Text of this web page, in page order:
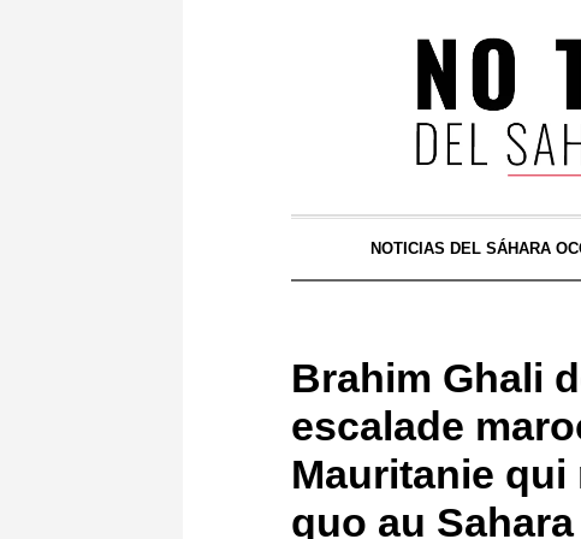
NOTICIAS DEL SÁHARA
Brahim Ghali
escalade
Mauritanie qui
quo au